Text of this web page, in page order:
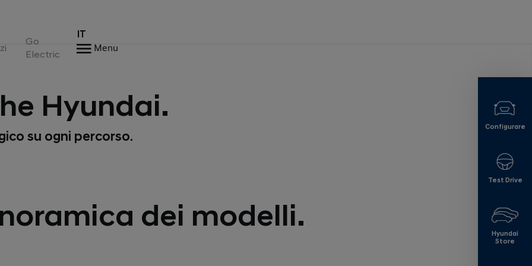
Go
Electric
IT
Menu
Hyundai.
su ogni percorso.
dei modelli.
Configurare
Test Drive
Hyundai
Store